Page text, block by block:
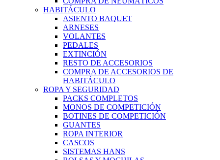
HABITÁCULO
ASIENTO BAQUET
ARNESES
VOLANTES
PEDALES
EXTINCIÓN
RESTO DE ACCESORIOS
COMPRA DE ACCESORIOS DE
HABITÁCULO
ROPA Y SEGURIDAD
PACKS COMPLETOS
MONOS DE COMPETICIÓN
BOTINES DE COMPETICIÓN
GUANTES
ROPA INTERIOR
CASCOS
SISTEMAS HANS